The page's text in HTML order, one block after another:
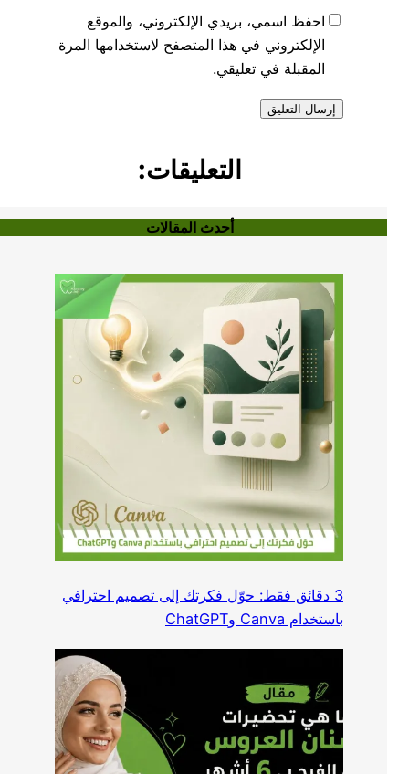
احفظ اسمي، بريدي الإلكتروني، والموقع
الإلكتروني في هذا المتصفح لاستخدامها المرة
المقبلة في تعليقي.
التعليقات:
أحدث المقالات
3 دقائق فقط: حوّل فكرتك إلى تصميم احترافي
باستخدام Canva وChatGPT